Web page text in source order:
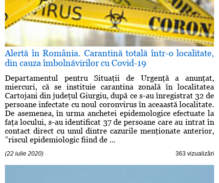
Alertă în România. Carantină totală într-o localitate,
din cauza îmbolnăvirilor cu Covid-19
Departamentul pentru Situaţii de Urgenţă a anunţat,
miercuri, că se instituie carantina zonală în localitatea
Cartojani din judeţul Giurgiu, după ce s-au înregistrat 32 de
persoane infectate cu noul coronvirus în aceaastă localitate.
De asemenea, în urma anchetei epidemologice efectuate la
faţa locului, s-au identificat 37 de persoane care au intrat în
contact direct cu unul dintre cazurile menţionate anterior,
”riscul epidemiologic fiind de ...
(22 iulie 2020) 363 vizualizări